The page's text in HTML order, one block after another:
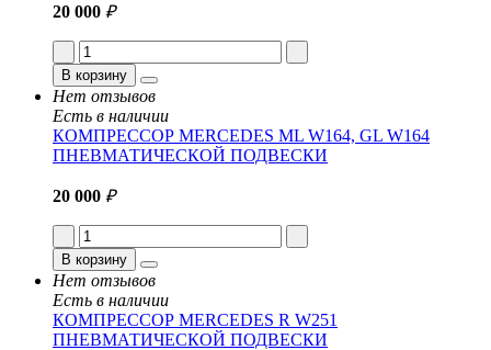
20 000 ₽
В корзину
Нет отзывов
Есть в наличии
КОМПРЕССОР MERCEDES ML W164, GL W164
ПНЕВМАТИЧЕСКОЙ ПОДВЕСКИ
20 000 ₽
В корзину
Нет отзывов
Есть в наличии
КОМПРЕССОР MERCEDES R W251
ПНЕВМАТИЧЕСКОЙ ПОДВЕСКИ